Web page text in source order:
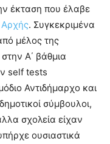
έκταση που έλαβε
Αρχής. Συγκεκριμένα
μέλος της
Α΄ βάθμια
self tests
Αντιδήμαρχο και
σύμβουλοι,
σχολεία είχαν
ουσιαστικά